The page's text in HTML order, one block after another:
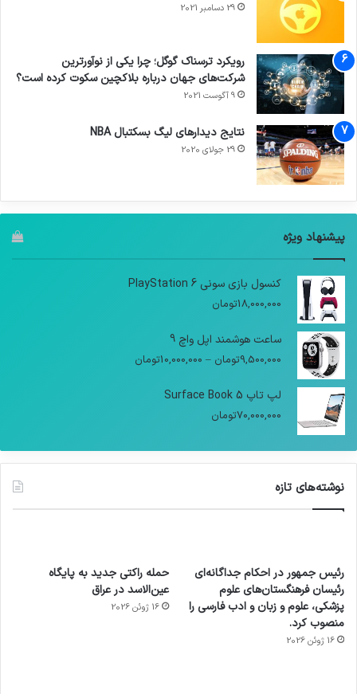
29 دسامبر 2021
رویکرد ترسناک گوگل؛ چرا یکی از نوآورترین
شرکت‌های جهان درباره بلاکچین سکوت کرده است؟
9 آگوست 2021
نتایج دیدار‌های لیگ بسکتبال NBA
29 جولای 2020
پیشنهاد ویژه
کنسول بازی سونی PlayStation 6
18,000,000تومان
ساعت هوشمند اپل واچ 9
9,500,000تومان –
10,000,000تومان
لپ تاپ Surface Book 5
70,000,000تومان
نوشته‌های تازه
رئیس جمهور در احکام جداگانه‌ای
رئیسان فرهنگستان‌های علوم
پزشکی، علوم و زبان و ادب فارسی را
منصوب کرد.
16 ژوئن 2026
حمله راکتی جدید به پایگاه
عین‌الاسد در عراق
16 ژوئن 2026